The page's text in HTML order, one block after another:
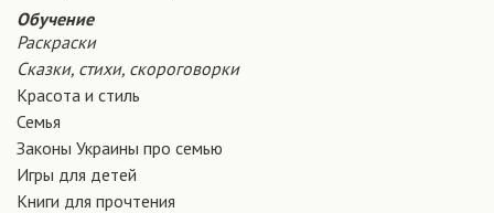
Обучение
Раскраски
Сказки, стихи, скороговорки
Красота и стиль
Семья
Законы Украины про семью
Игры для детей
Книги для прочтения